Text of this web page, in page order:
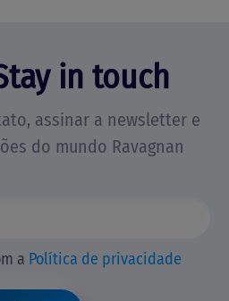
in touch
assinar a newsletter e
do mundo Ravagnan
a Política de privacidade